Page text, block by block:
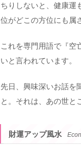
ちりしないと、健康運
位がどこの方位にも属
これを専門用語で『空
いと言われています。
先日、興味深いお話を
と。それは、あの世と
財運アップ風水